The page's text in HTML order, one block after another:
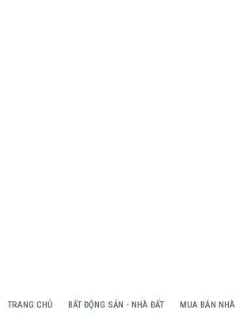
TRANG CHỦ BẤT ĐỘNG SẢN - NHÀ ĐẤT MUA BÁN NHÀ